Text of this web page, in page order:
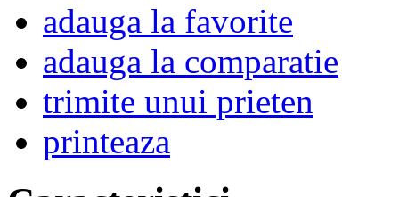
adauga la favorite
adauga la comparatie
trimite unui prieten
printeaza